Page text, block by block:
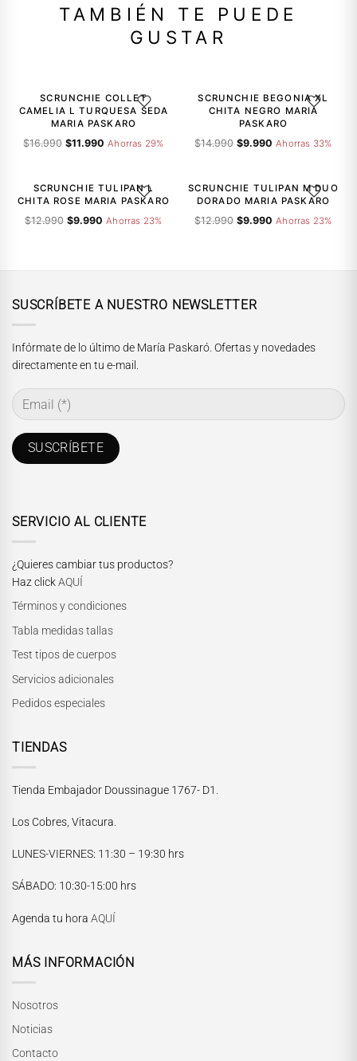
TAMBIÉN TE PUEDE
GUSTAR
AGREGAR A LA LISTA DE DESEOS
SCRUNCHIE COLLET
CAMELIA L TURQUESA SEDA
MARIA PASKARO
$16.990
El
era:
$16.990.
$11.990
El
es:
$11.990.
Ahorras 29%
AGREGAR
SCRUNCHIE BEGONIA XL
CHITA NEGRO MARIA
PASKARO
$14.990
El
era:
$14.990.
$9.990
El
es:
$9.990.
Ahorras 33%
AGREGAR A LA LISTA DE DESEOS
SCRUNCHIE TULIPAN L
CHITA ROSE MARIA PASKARO
$12.990
El
$9.990
El Ahorras 23%
AGREGAR
SCRUNCHIE TULIPAN M DUO
DORADO MARIA PASKARO
$12.990
El
$9.990
El Ahorras 23%
SUSCRÍBETE A NUESTRO NEWSLETTER
Infórmate de lo último de María Paskaró. Ofertas y novedades
directamente en tu e-mail.
SERVICIO AL CLIENTE
¿Quieres cambiar tus productos?
Haz clickAQUÍ
Términos y condiciones
Tabla medidas tallas
Test tipos de cuerpos
Servicios adicionales
Pedidos especiales
TIENDAS
Tienda Embajador Doussinague 1767- D1.
Los Cobres, Vitacura.
LUNES-VIERNES: 11:30 – 19:30 hrs
SÁBADO: 10:30-15:00 hrs
Agenda tu hora AQUÍ
MÁS INFORMACIÓN
Nosotros
Noticias
Contacto
María Paskaró